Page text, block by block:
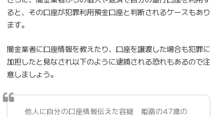
ると、その口座が犯罪利用預金口座と判断されるケースもあり
ます。
闇金業者に口座情報を教えたり、口座を譲渡した場合も犯罪に
加担したと見なされ以下のように逮捕される恐れもあるので注
意しましょう。
他人に自分の口座情報伝えた容疑 姫路の47歳の